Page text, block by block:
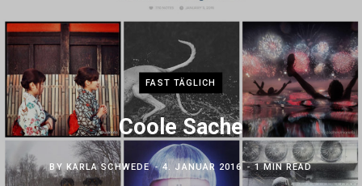
FAST TÄGLICH
Coole Sache
BY KARLA SCHWEDE 4. JANUAR 2016 1 MIN READ